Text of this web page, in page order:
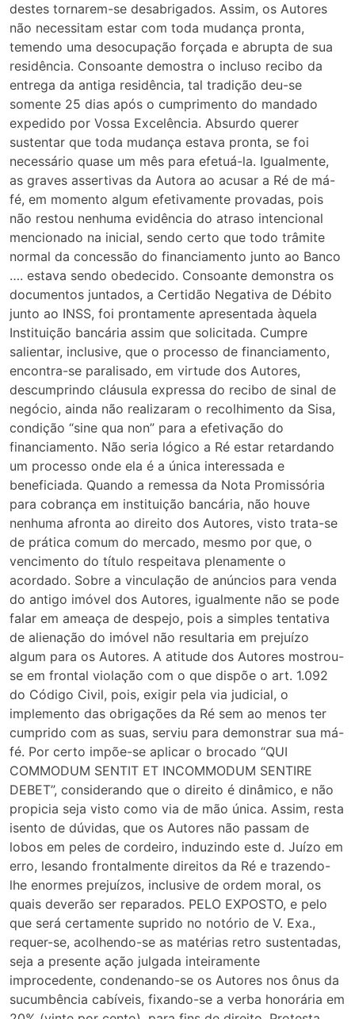
destes tornarem-se desabrigados. Assim, os Autores
não necessitam estar com toda mudança pronta,
temendo uma desocupação forçada e abrupta de sua
residência. Consoante demostra o incluso recibo da
entrega da antiga residência, tal tradição deu-se
somente 25 dias após o cumprimento do mandado
expedido por Vossa Excelência. Absurdo querer
sustentar que toda mudança estava pronta, se foi
necessário quase um mês para efetuá-la. Igualmente,
as graves assertivas da Autora ao acusar a Ré de má-
fé, em momento algum efetivamente provadas, pois
não restou nenhuma evidência do atraso intencional
mencionado na inicial, sendo certo que todo trâmite
normal da concessão do financiamento junto ao Banco
…. estava sendo obedecido. Consoante demonstra os
documentos juntados, a Certidão Negativa de Débito
junto ao INSS, foi prontamente apresentada àquela
Instituição bancária assim que solicitada. Cumpre
salientar, inclusive, que o processo de financiamento,
encontra-se paralisado, em virtude dos Autores,
descumprindo cláusula expressa do recibo de sinal de
negócio, ainda não realizaram o recolhimento da Sisa,
condição “sine qua non” para a efetivação do
financiamento. Não seria lógico a Ré estar retardando
um processo onde ela é a única interessada e
beneficiada. Quando a remessa da Nota Promissória
para cobrança em instituição bancária, não houve
nenhuma afronta ao direito dos Autores, visto trata-se
de prática comum do mercado, mesmo por que, o
vencimento do título respeitava plenamente o
acordado. Sobre a vinculação de anúncios para venda
do antigo imóvel dos Autores, igualmente não se pode
falar em ameaça de despejo, pois a simples tentativa
de alienação do imóvel não resultaria em prejuízo
algum para os Autores. A atitude dos Autores mostrou-
se em frontal violação com o que dispõe o art. 1.092
do Código Civil, pois, exigir pela via judicial, o
implemento das obrigações da Ré sem ao menos ter
cumprido com as suas, serviu para demonstrar sua má-
fé. Por certo impõe-se aplicar o brocado “QUI
COMMODUM SENTIT ET INCOMMODUM SENTIRE
DEBET”, considerando que o direito é dinâmico, e não
propicia seja visto como via de mão única. Assim, resta
isento de dúvidas, que os Autores não passam de
lobos em peles de cordeiro, induzindo este d. Juízo em
erro, lesando frontalmente direitos da Ré e trazendo-
lhe enormes prejuízos, inclusive de ordem moral, os
quais deverão ser reparados. PELO EXPOSTO, e pelo
que será certamente suprido no notório de V. Exa.,
requer-se, acolhendo-se as matérias retro sustentadas,
seja a presente ação julgada inteiramente
improcedente, condenando-se os Autores nos ônus da
sucumbência cabíveis, fixando-se a verba honorária em